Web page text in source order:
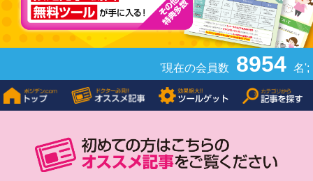
'現在の会員数 8954 名';